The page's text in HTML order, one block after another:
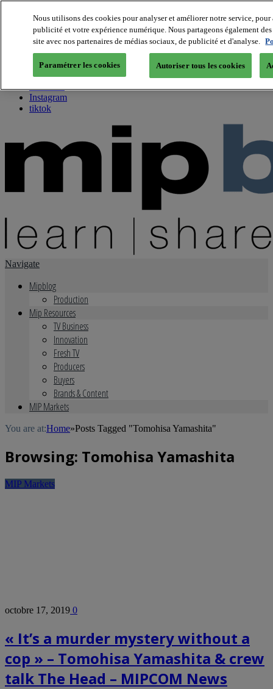
About us
Twitter
Facebook
Youtube
Instagram
tiktok
Navigate
Mipblog
Production
Mip Resources
TV Business
Innovation
Fresh TV
Producers
Buyers
Brands & Content
MIP Markets
You are at:Home»Posts Tagged "Tomohisa Yamashita"
Browsing: Tomohisa Yamashita
MIP Markets
octobre 17, 2019 0
« It’s a murder mystery without a
cop » – Tomohisa Yamashita & crew
talk The Head – MIPCOM News
Nous utilisons des cookies pour analyser et améliorer notre service,
publicité et votre expérience numérique. Nous partageons également
site avec nos partenaires de médias sociaux, de publicité et d'analyse.
Paramétrer les cookies Autoriser tous les cookies